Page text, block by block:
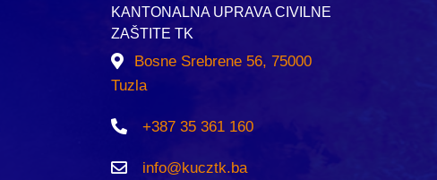
KANTONALNA UPRAVA CIVILNE
ZAŠTITE TK
Bosne Srebrene 56, 75000
Tuzla
+387 35 361 160
info@kucztk.ba